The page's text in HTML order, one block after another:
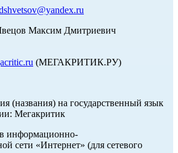
Максим Дмитриевич
(МЕГАКРИТИК.РУ)
(названия) на государственный язык
Мегакритик
информационно-
сети «Интернет» (для сетевого